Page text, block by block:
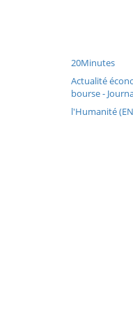
20Minutes
Actualité
bourse -
l'Humanité